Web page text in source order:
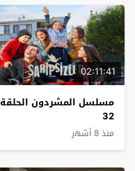
02:11:41
مسلسل المشردون الحلقة
32
منذ 8 أشهر